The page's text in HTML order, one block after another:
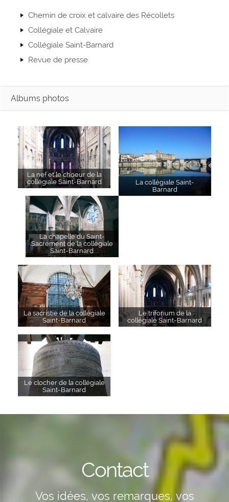
Chemin de croix et calvaire des Récollets
Collégiale et Calvaire
Collégiale Saint-Barnard
Revue de presse
Albums photos
La collégiale Saint-
Barnard
La nef et le choeur de la
collégiale Saint-Barnard
La chapelle du Saint-
Sacrement de la collégiale
Saint-Barnard
La sacristie de la collégiale
Saint-Barnard
Le triforium de la
collégiale Saint-Barnard
Le clocher de la collégiale
Saint-Barnard
Contact
Vos idées, vos remarques, vos